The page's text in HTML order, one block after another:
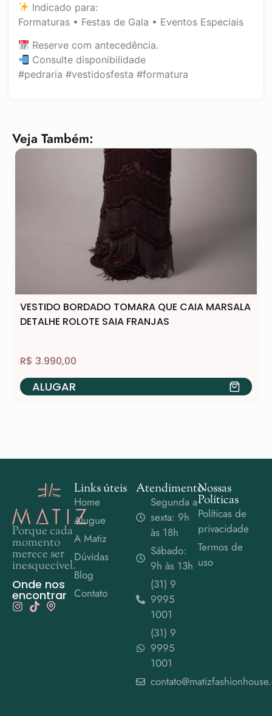
Indicado para:
Formaturas • Festas de Gala • Eventos Especiais
Reserve com antecedência.
Consulte disponibilidade
#pedraria #vestidosfesta #formatura
Veja Também:
VESTIDO BORDADO TOMARA QUE CAIA MARSALA
DETALHE ROLOTE SAIA FRANJAS
R$ 3.990,00
ALUGAR
Porque cada
momento
merece ser
inesquecível.
Onde nos
encontrar
Links úteis
Home
Alugue
A Matiz
Dúvidas
Blog
Contato
Atendimento
Segunda a
sexta: 9h
às 18h
Sábado:
9h às 13h
(31) 9
9995
1001
(31) 9
9995
1001
Nossas
Políticas
Políticas de
privacidade
Termos de
uso